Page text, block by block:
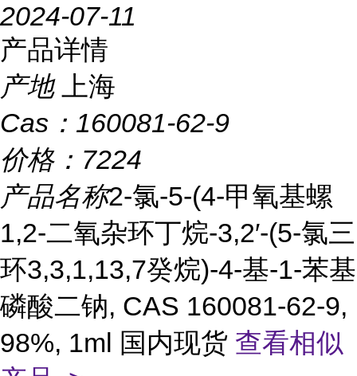
2024-07-11
产品详情
产地
上海
Cas： 160081-62-9
价格： 7224
产品名称2-氯-5-(4-甲氧基螺
1,2-二氧杂环丁烷-3,2′-(5-氯三
环3,3,1,13,7癸烷)-4-基-1-苯基
磷酸二钠, CAS 160081-62-9,
98%, 1ml 国内现货 查看相似